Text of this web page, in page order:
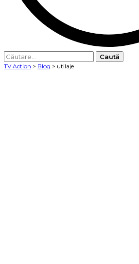
Caută
după:
TV Action > Blog > utilaje